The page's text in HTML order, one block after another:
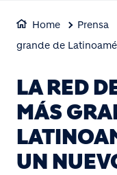
Home Prensa
grande de
LA RED
MÁS
UN